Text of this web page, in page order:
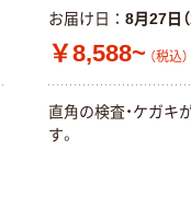
お届け日 8月27日
￥8,588~ （税込）
直角の検査・ケガキ
す。
本気プライス
パー ダブル60
ｍ 再生紙
100% 6ロール
リサイクル100
￥460~ （税込）